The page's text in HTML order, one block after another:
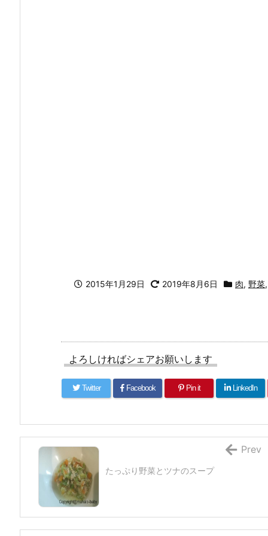
2015年1月29日 2019年8月6日 肉, 野菜
よろしければシェアお願いします
Twitter Facebook Pin it LinkedIn
たっぷり野菜とツナのスープ
Prev